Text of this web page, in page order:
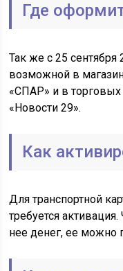
Где
Так же с 25 сентября
возможной в
«СПАР» и в торговых
«Новости 29».
Как
Для транспортной
требуется
нее денег, ее можно